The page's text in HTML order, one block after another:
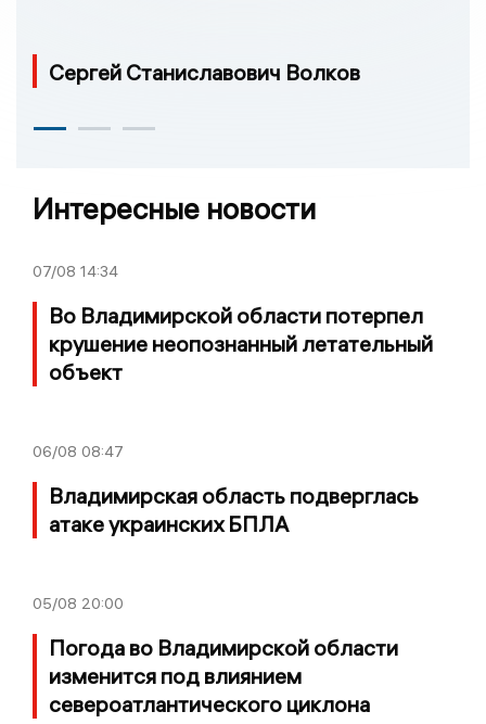
Сергей Станиславович Волков
Интересные новости
07/08 14:34
Во Владимирской области потерпел
крушение неопознанный летательный
объект
06/08 08:47
Владимирская область подверглась
атаке украинских БПЛА
05/08 20:00
Погода во Владимирской области
изменится под влиянием
североатлантического циклона